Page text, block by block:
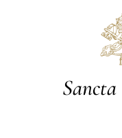
Sancta